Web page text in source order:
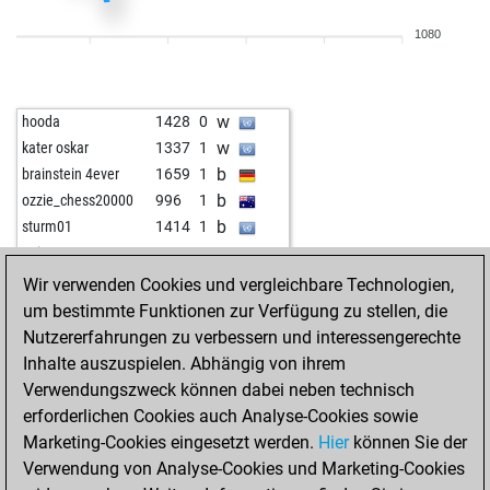
b
mozart 1699 0 w
mozart 1697 0 b
bernibern 1598 0 w
benn123 1183 w
1436 0 b
l_echec_pour_mat 1389 0 b
barde11 1262 0 b
badman 1261 0 b
reinerrobi 1344 0 b
theovdmeerakker 1467 0 w
richi_54 1247 0 w
fotostargirl 1054 1 b
fotostargirl 1107 1 w
fotostargirl 1101 1 w
1080
hooda 1428 0 w
kater oskar 1337 1 w
brainstein 4ever 1659 1 b
ozzie_chess20000 996 1 b
sturm01 1414 1 b
ogi25 1409 0 w
bulldogbone 1526 0 b
kirchfeld 1432 0 w
student2015 1428 1 b
sheltonedwar 1530 0 w
rafaelhd 1395 0 b
riisberg 2052 0 w
gutzi69 1562 0 w
kntoen123 1545 0 b
Wir verwenden Cookies und vergleichbare Technologien,
um bestimmte Funktionen zur Verfügung zu stellen, die
Nutzererfahrungen zu verbessern und interessengerechte
Inhalte auszuspielen. Abhängig von ihrem
Verwendungszweck können dabei neben technisch
erforderlichen Cookies auch Analyse-Cookies sowie
Marketing-Cookies eingesetzt werden. Hierkönnen Sie der
Verwendung von Analyse-Cookies und Marketing-Cookies